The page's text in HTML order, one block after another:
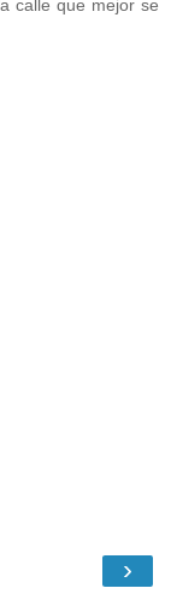
calle que mejor se
›